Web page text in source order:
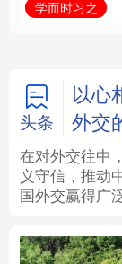
学术中国
城市
彩票
学而时习之
头条
以心
外交
在对外交往中
义守信，推动
国外交赢得广